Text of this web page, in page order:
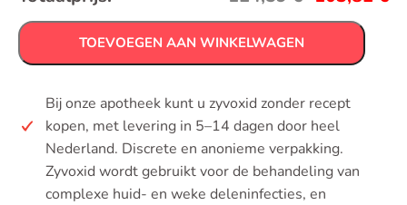
TOEVOEGEN AAN WINKELWAGEN
Bij onze apotheek kunt u zyvoxid zonder recept
kopen, met levering in 5–14 dagen door heel
Nederland. Discrete en anonieme verpakking.
Zyvoxid wordt gebruikt voor de behandeling van
complexe huid- en weke deleninfecties, en